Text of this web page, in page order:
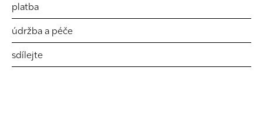
platba
údržba a péče
sdílejte